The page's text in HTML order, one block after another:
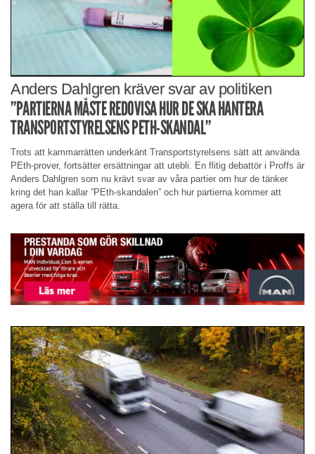
Anders Dahlgren kräver svar av politiken
”PARTIERNA MÅSTE REDOVISA HUR DE SKA HANTERA
TRANSPORTSTYRELSENS PETH-SKANDAL”
Trots att kammarrätten underkänt Transportstyrelsens sätt att använda
PEth-prover, fortsätter ersättningar att utebli. En flitig debattör i Proffs är
Anders Dahlgren som nu krävt svar av våra partier om hur de tänker
kring det han kallar ”PEth-skandalen” och hur partierna kommer att
agera för att ställa till rätta.